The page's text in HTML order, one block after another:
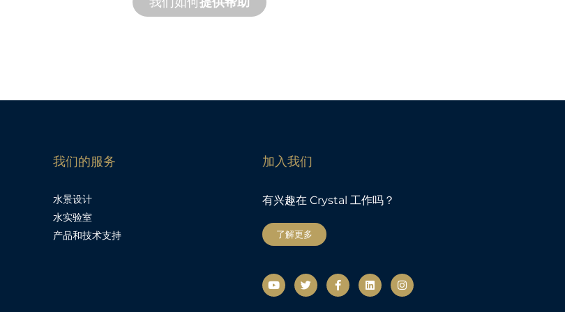
我们的服务
水景设计
水实验室
产品和技术支持
加入我们
有兴趣在 Crystal 工作吗？
了解更多
频 博 a
c
e
i
n
k
交
网
络